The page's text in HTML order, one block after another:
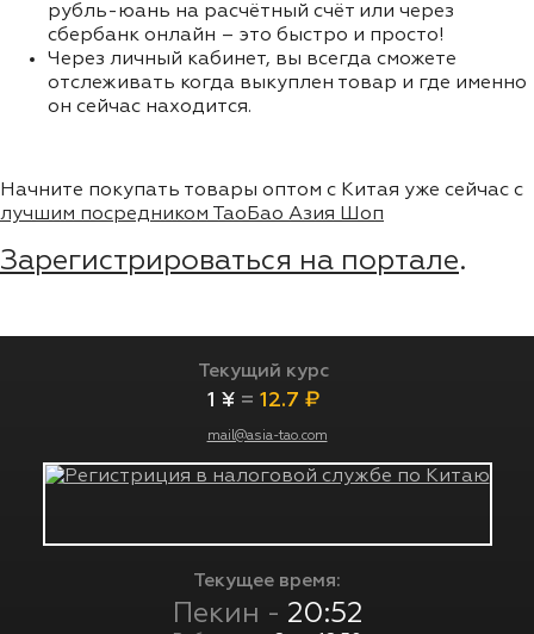
рубль-юань на расчётный счёт или через
сбербанк онлайн – это быстро и просто!
Через личный кабинет, вы всегда сможете
отслеживать когда выкуплен товар и где именно
он сейчас находится.
Начните покупать товары оптом с Китая уже сейчас с
лучшим посредником ТаоБао Азия Шоп
Зарегистрироваться на портале.
Текущий курс
1 ¥ = 12.7 ₽
mail@asia-tao.com
Текущее время:
Пекин - 20:52